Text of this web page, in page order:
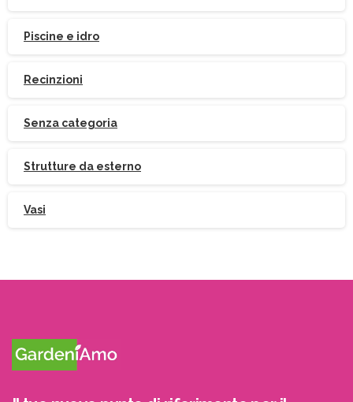
Piscine e idro
Recinzioni
Senza categoria
Strutture da esterno
Vasi
Indirizzo email:
Accetto le condizioni generali di utilizzo e di